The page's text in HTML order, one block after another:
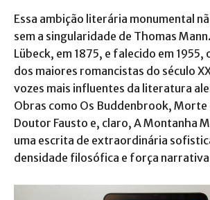
Essa ambição literária monumental
sem a singularidade de Thomas
Lübeck, em 1875, e falecido em
dos maiores romancistas do século
vozes mais influentes da literatura
Obras como Os Buddenbrook, Morte
Doutor Fausto e, claro, A Montanha
uma escrita de extraordinária
densidade filosófica e força